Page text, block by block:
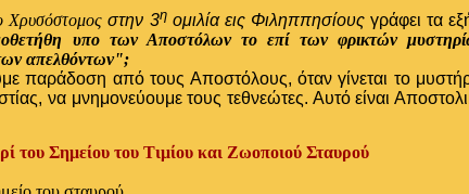
Χρυσόστομος στην 3ηομιλία εις Φιληππησίουςγράφει τα
υπο των Αποστόλων το επί των φρικτών
απελθόντων";
παράδοση από τους Αποστόλους, όταν γίνεται το
να μνημονεύουμε τους τεθνεώτες. Αυτό είναι
του Σημείου του Τιμίου και Ζωοποιού Σταυρού